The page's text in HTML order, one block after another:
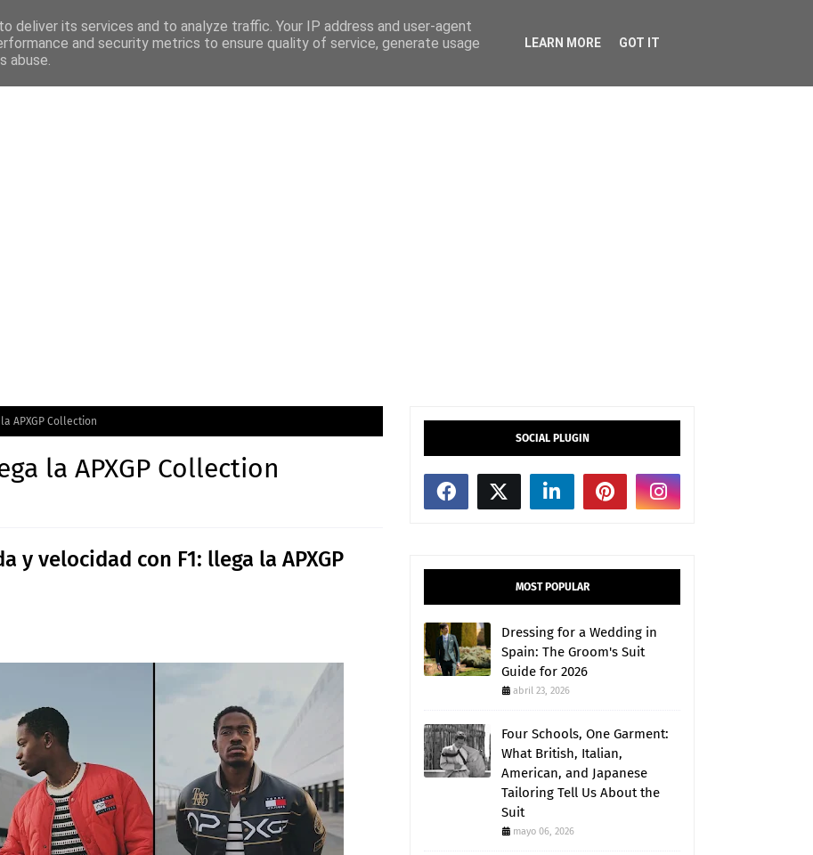
Mega Menu
APXGP Collection
la APXGP Collection
y velocidad con F1: llega la APXGP
SOCIAL PLUGIN
MOST POPULAR
Dressing for a Wedding in
Spain: The Groom's Suit
Guide for 2026
abril 23, 2026
Four Schools, One Garment:
What British, Italian,
American, and Japanese
Tailoring Tell Us About the
Suit
mayo 06, 2026
deliver its services and to analyze traffic. Your IP address and user-agent
and security metrics to ensure quality of service, generate usage
abuse.
LEARN MORE GOT IT